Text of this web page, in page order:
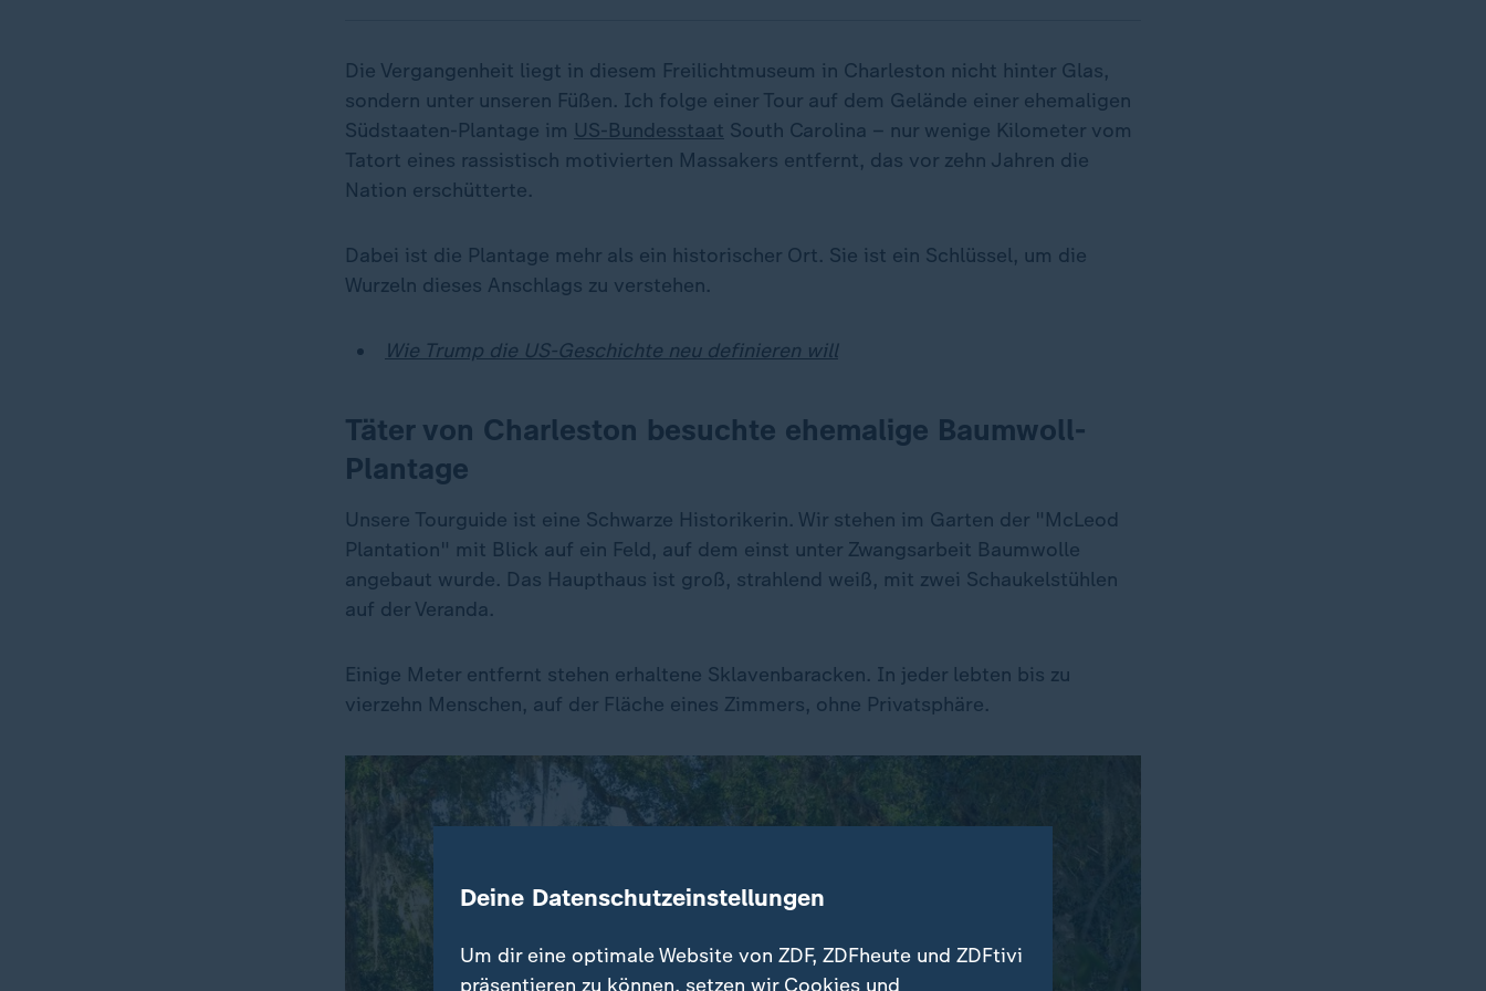
Die Vergangenheit liegt in diesem Freilichtmuseum in Charleston nicht hinter Glas,
sondern unter unseren Füßen. Ich folge einer Tour auf dem Gelände einer ehemaligen
Südstaaten-Plantage im US-Bundesstaat South Carolina – nur wenige Kilometer vom
Tatort eines rassistisch motivierten Massakers entfernt, das vor zehn Jahren die
Nation erschütterte.
Dabei ist die Plantage mehr als ein historischer Ort. Sie ist ein Schlüssel, um die
Wurzeln dieses Anschlags zu verstehen.
Wie Trump die US-Geschichte neu definieren will
Täter von Charleston besuchte ehemalige Baumwoll-
Plantage
Unsere Tourguide ist eine Schwarze Historikerin. Wir stehen im Garten der "McLeod
Plantation" mit Blick auf ein Feld, auf dem einst unter Zwangsarbeit Baumwolle
angebaut wurde. Das Haupthaus ist groß, strahlend weiß, mit zwei Schaukelstühlen
auf der Veranda.
Einige Meter entfernt stehen erhaltene Sklavenbaracken. In jeder lebten bis zu
vierzehn Menschen, auf der Fläche eines Zimmers, ohne Privatsphäre.
Deine Datenschutzeinstellungen
Um dir eine optimale Website von ZDF, ZDFheute und ZDFtivi
präsentieren zu können, setzen wir Cookies und